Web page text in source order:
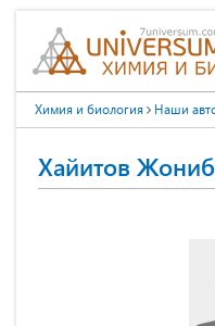
Химия и биология Наши
Хайитов